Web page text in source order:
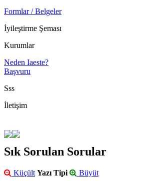
Formlar / Belgeler
İyileştirme Şeması
Kurumlar
Neden Iaeste?
Başvuru
Sss
İletişim
Sık Sorulan Sorular
Küçült Yazı Tipi Büyüt